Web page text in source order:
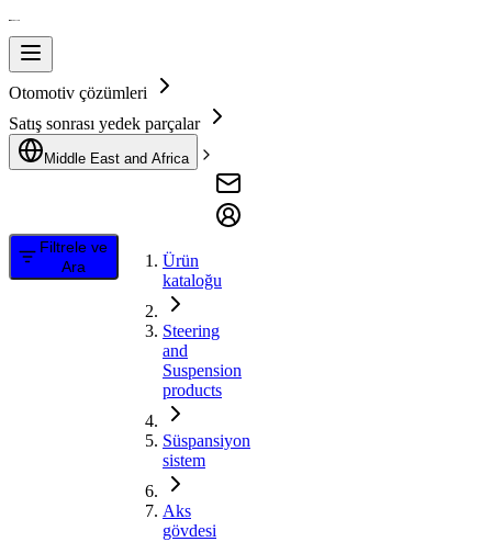
Otomotiv çözümleri
Satış sonrası yedek parçalar
Middle East and Africa
Filtrele ve
Ara
Ürün
kataloğu
Steering
and
Suspension
products
Süspansiyon
sistem
Aks
gövdesi